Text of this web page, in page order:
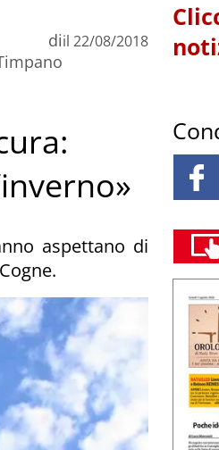
diil 22/08/2018
aspettano di